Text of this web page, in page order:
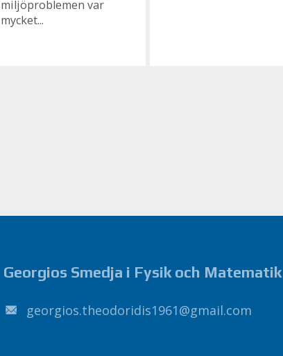
miljöproblemen var
mycket...
Georgios Smedja i Fysik och Matematik
moc
.
liamg
@
1691sidirodoeht.soigroeg